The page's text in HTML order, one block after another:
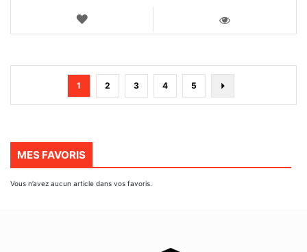
AJOUTER
Page
You're
currently
1 Page
2 Page
3 Page
4 Page
5
MES FAVORIS
Vous n’avez aucun article dans vos favoris.